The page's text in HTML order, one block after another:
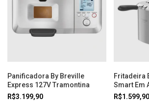
Panificadora By Breville
Express 127V Tramontina
R$3.199,90
Fritadeira
Smart Em
Tramontina
R$1.599,90